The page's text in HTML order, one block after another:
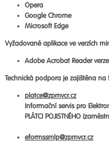
Opera
Google Chrome
Microsoft Edge
Vyžadované aplikace ve verzích
Adobe Acrobat Reader
Technická podpora je zajištěna na
platce@zpmvcr.cz
Informační servis pro
PLÁTCI POJISTNÉHO
eformssmlp@zpmvcr.cz